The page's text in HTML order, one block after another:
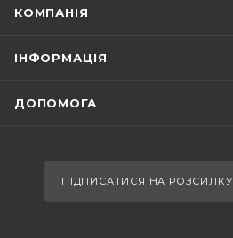
КОМПАНІЯ
ІНФОРМАЦІЯ
ДОПОМОГА
ПІДПИСАТИСЯ НА РОЗСИЛКУ